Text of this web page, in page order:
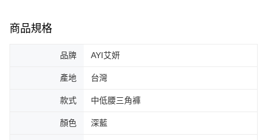
商品規格
品牌 AYI艾妍
產地 台灣
款式 中低腰三角褲
顏色 深藍